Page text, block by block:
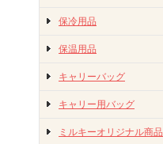
保冷用品
保温用品
キャリーバッグ
キャリー用バッグ
ミルキーオリジナル商品